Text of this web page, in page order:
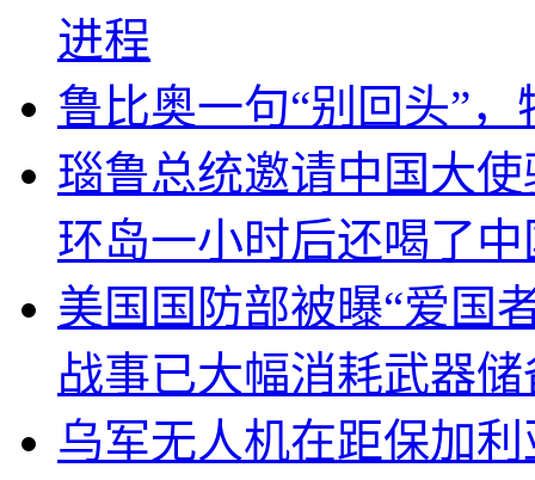
进程
鲁比奥一句“别回头”
瑙鲁总统邀请中国大
环岛一小时后还喝了
美国国防部被曝“爱国
战事已大幅消耗武器储
乌军无人机在距保加